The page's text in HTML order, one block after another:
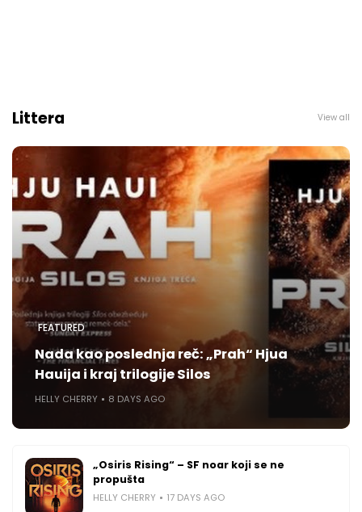
Littera View all
FEATURED
Nada kao poslednja reč: „Prah“ Hjua
Hauija i kraj trilogije Silos
HELLY CHERRY 8 DAYS AGO
„Osiris Rising“ – SF noar koji se ne
propušta
HELLY CHERRY 17 DAYS AGO